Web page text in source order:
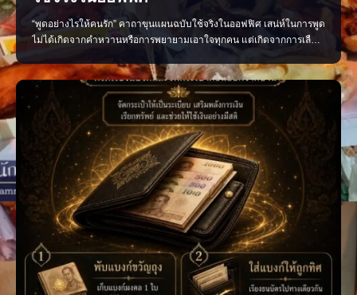
“พูดอย่างไรให้คนรัก” คาถาขุนแผนฉบับใช้จริงในออฟฟิศ เสน่ห์ในการพูด
ไม่ได้เกิดจากคำหวานหรือการพยายามเอาใจทุกคน แต่เกิดจากการเลือก
ใช้คำพูดอย่างเหมาะสม น้ำเสียงนุ่มนวล และมีความจริงใจ หลักง่าย ๆ ที่
นำไปใช้ได้จริง พูดดีโดยไม่เสแสร้ง ชื่นชมอย่างจริงใจ รับฟังให้มาก และ
พูดให้พอดี เพียงเปลี่ยนวิธีสื่อสาร บรร